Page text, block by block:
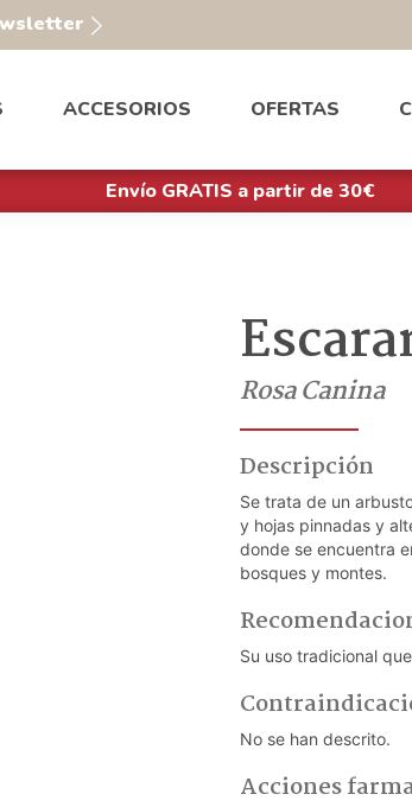
ACCESORIOS OFERTAS
Envío GRATIS a partir de 30€
Rosa Canina
Descripción
Se trata de un
y hojas pinnadas y
donde se encuentra
bosques y montes.
Su uso tradicional
No se han descrito.
Acciones